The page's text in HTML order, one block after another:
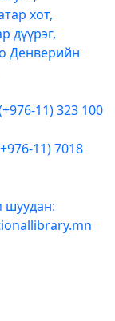
хот,
дүүрэг,
Денверийн
11) 323 100
11) 7018
шуудан: